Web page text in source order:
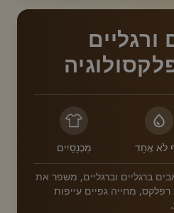
ורגליים
לֹא אֶחָד מִכְנָסַיִים
ברגליים וברגליים, משפר את
מחייה גפיים עייפות